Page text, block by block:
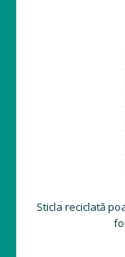
Sticla reciclată